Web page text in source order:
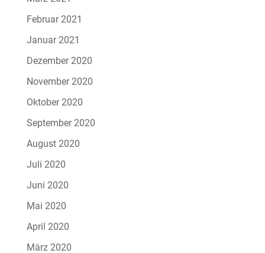
Februar 2021
Januar 2021
Dezember 2020
November 2020
Oktober 2020
September 2020
August 2020
Juli 2020
Juni 2020
Mai 2020
April 2020
März 2020